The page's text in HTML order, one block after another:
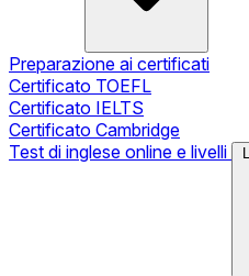
Preparazione ai certificati
Certificato TOEFL
Certificato IELTS
Certificato Cambridge
Test di inglese online e livelli